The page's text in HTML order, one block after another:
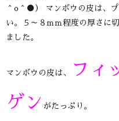
＾o＾●） マンボウの皮は、
い。５～８ｍｍ程度の厚さに
ました。
マンボウの皮は、
フィ
ゲン がたっぷり。